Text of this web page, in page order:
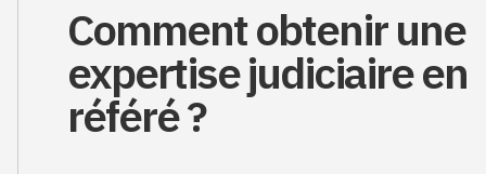
Comment obtenir une
expertise judiciaire en
référé ?